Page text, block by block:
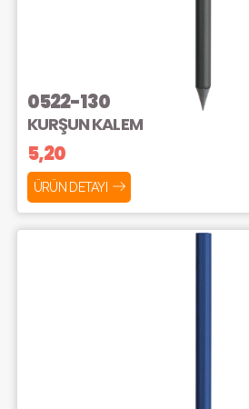
0522-130
KURŞUN KALEM
5,20
ÜRÜN DETAYI